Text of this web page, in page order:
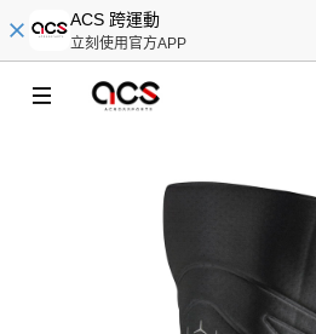
ACS 跨運動
立刻使用官方APP